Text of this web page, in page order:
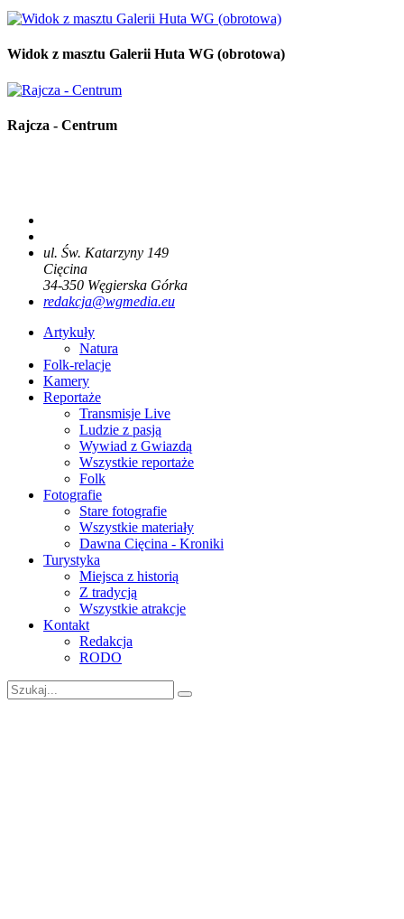
Widok z masztu Galerii Huta WG (obrotowa)
Rajcza - Centrum
ul. Św. Katarzyny 149
Cięcina
34-350 Węgierska Górka
redakcja@wgmedia.eu
Artykuły
Natura
Folk-relacje
Kamery
Reportaże
Transmisje Live
Ludzie z pasją
Wywiad z Gwiazdą
Wszystkie reportaże
Folk
Fotografie
Stare fotografie
Wszystkie materiały
Dawna Cięcina - Kroniki
Turystyka
Miejsca z historią
Z tradycją
Wszystkie atrakcje
Kontakt
Redakcja
RODO